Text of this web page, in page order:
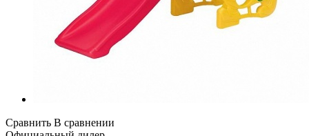
Сравнить В сравнении